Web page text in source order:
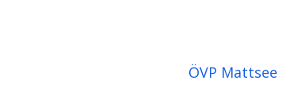
ÖVP Mattsee